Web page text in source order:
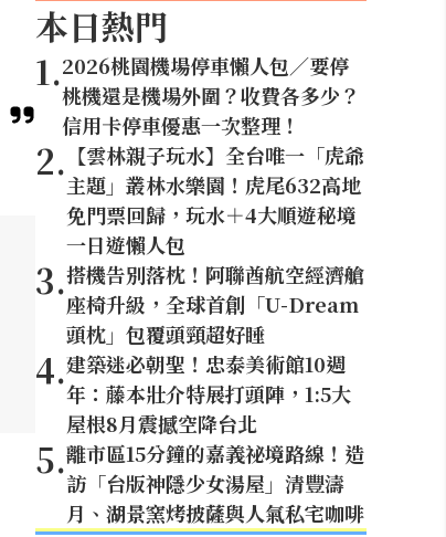
本日熱門
1.2026桃園機場停車懶人包／要停
桃機還是機場外圍？收費各多少？
信用卡停車優惠一次整理！
2. 【雲林親子玩水】全台唯一「虎爺
主題」叢林水樂園！虎尾632高地
免門票回歸，玩水＋4大順遊秘境
一日遊懶人包
3.搭機告別落枕！阿聯酋航空經濟艙
座椅升級，全球首創「U-Dream
頭枕」包覆頭頸超好睡
4.建築迷必朝聖！忠泰美術館10週
年：藤本壯介特展打頭陣，1:5大
屋根8月震撼空降台北
5.離市區15分鐘的嘉義祕境路線！造
訪「台版神隱少女湯屋」清豐濤
月、湖景窯烤披薩與人氣私宅咖啡